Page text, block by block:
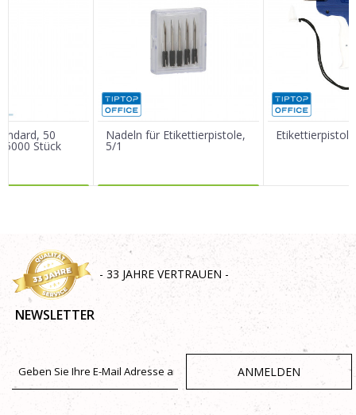
50
Stück
Nadeln für Etikettierpistole,
5/1
- 33 JAHRE VERTRAUEN -
NEWSLETTER
ANMELDEN